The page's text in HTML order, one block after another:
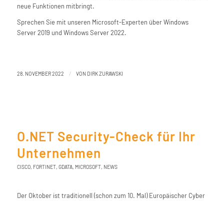
neue Funktionen mitbringt.
Sprechen Sie mit unseren Microsoft-Experten über Windows
Server 2019 und Windows Server 2022.
28. NOVEMBER 2022 / VON DIRK ZURAWSKI
O.NET Security-Check für Ihr
Unternehmen
CISCO, FORTINET, GDATA, MICROSOFT, NEWS
Der Oktober ist traditionell (schon zum 10. Mal) Europäischer Cyber